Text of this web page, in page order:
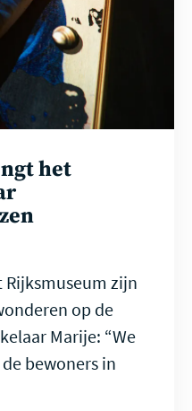
het
zijn
op de
Marije: “We
bewoners in